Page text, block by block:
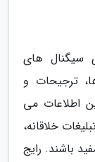
سیگنال های
ترجیحات و
اطلاعات می
خلاقانه،
باشند. رایج